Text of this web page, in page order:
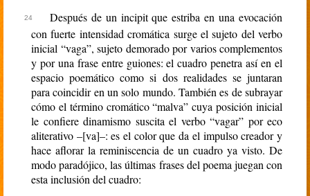
Después de un incipit que estriba en una evocación
con fuerte intensidad cromática surge el sujeto del verbo
inicial “vaga”, sujeto demorado por varios complementos
y por una frase entre guiones: el cuadro penetra así en el
espacio poemático como si dos realidades se juntaran
para coincidir en un solo mundo. También es de subrayar
cómo el término cromático “malva” cuya posición inicial
le confiere dinamismo suscita el verbo “vagar” por eco
aliterativo –[va]–: es el color que da el impulso creador y
hace aflorar la reminiscencia de un cuadro ya visto. De
modo paradójico, las últimas frases del poema juegan con
esta inclusión del cuadro: